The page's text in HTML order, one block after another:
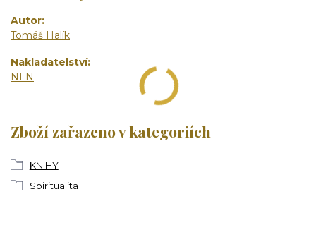
Autor
Tomáš Halík
Nakladatelství
NLN
Zboží zařazeno v kategoriích
KNIHY
Spiritualita